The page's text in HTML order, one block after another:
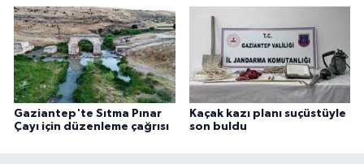
Gaziantep'te Sıtma Pınar
Çayı için düzenleme çağrısı
Kaçak kazı planı suçüstüyle
son buldu